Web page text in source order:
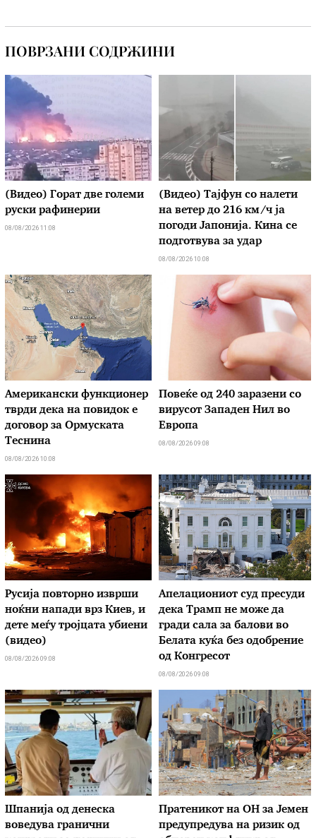
ПОВРЗАНИ СОДРЖИНИ
(Видео) Горат две големи
руски рафинерии
08/08/2026 11:08
(Видео) Тајфун со налети
на ветер до 216 км/ч ја
погоди Јапонија. Кина се
подготвува за удар
08/08/2026 10:08
Американски функционер
тврди дека на повидок е
договор за Ормуската
Теснина
08/08/2026 10:08
Повеќе од 240 заразени со
вирусот Западен Нил во
Европа
08/08/2026 09:08
Русија повторно изврши
ноќни напади врз Киев, и
дете меѓу тројцата убиени
(видео)
08/08/2026 09:08
Апелациониот суд пресуди
дека Трамп не може да
гради сала за балови во
Белата куќа без одобрение
од Конгресот
08/08/2026 09:08
Шпанија од денеска
воведува гранични
Пратеникот на ОН за Јемен
предупредува на ризик од